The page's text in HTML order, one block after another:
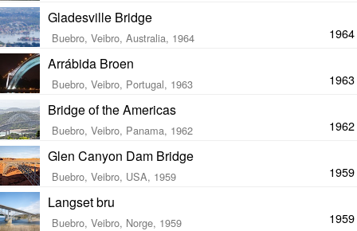
Gladesville Bridge
Buebro, Veibro, Australia, 1964 1964
Arrábida Broen
Buebro, Veibro, Portugal, 1963 1963
Bridge of the Americas
Buebro, Veibro, Panama, 1962 1962
Glen Canyon Dam Bridge
Buebro, Veibro, USA, 1959 1959
Langset bru
Buebro, Veibro, Norge, 1959 1959